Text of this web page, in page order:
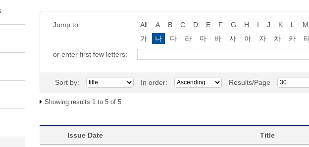
Jump to: All A B C D E F G H I J K L M
가
나 다 라 마 바 사 아 자 차 카
or enter first few letters:
Sort by: In order: Results/Page
Showing results 1 to 5 of 5
Issue Date Title